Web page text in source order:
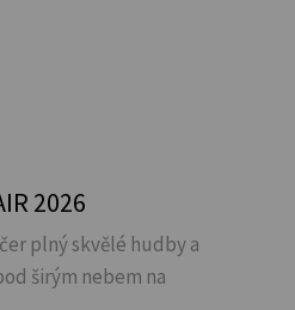
2026
plný skvělé hudby a
širým nebem na